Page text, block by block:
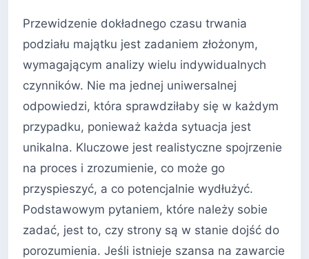
Przewidzenie dokładnego czasu trwania
podziału majątku jest zadaniem złożonym,
wymagającym analizy wielu indywidualnych
czynników. Nie ma jednej uniwersalnej
odpowiedzi, która sprawdziłaby się w każdym
przypadku, ponieważ każda sytuacja jest
unikalna. Kluczowe jest realistyczne spojrzenie
na proces i zrozumienie, co może go
przyspieszyć, a co potencjalnie wydłużyć.
Podstawowym pytaniem, które należy sobie
zadać, jest to, czy strony są w stanie dojść do
porozumienia. Jeśli istnieje szansa na zawarcie